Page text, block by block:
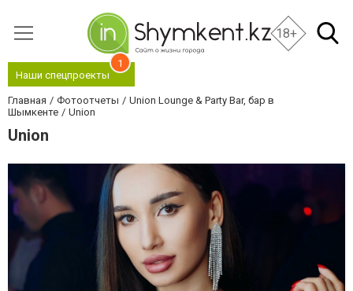
18+
Наши спецпроекты
1
Главная Фотоотчеты
Union Lounge & Party Bar, бар в
Шымкенте
Union
Union